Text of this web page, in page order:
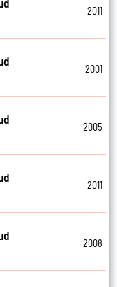
2011
2001
2005
2011
2008